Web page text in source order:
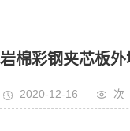
岩棉彩钢夹芯板
2020-12-16 次